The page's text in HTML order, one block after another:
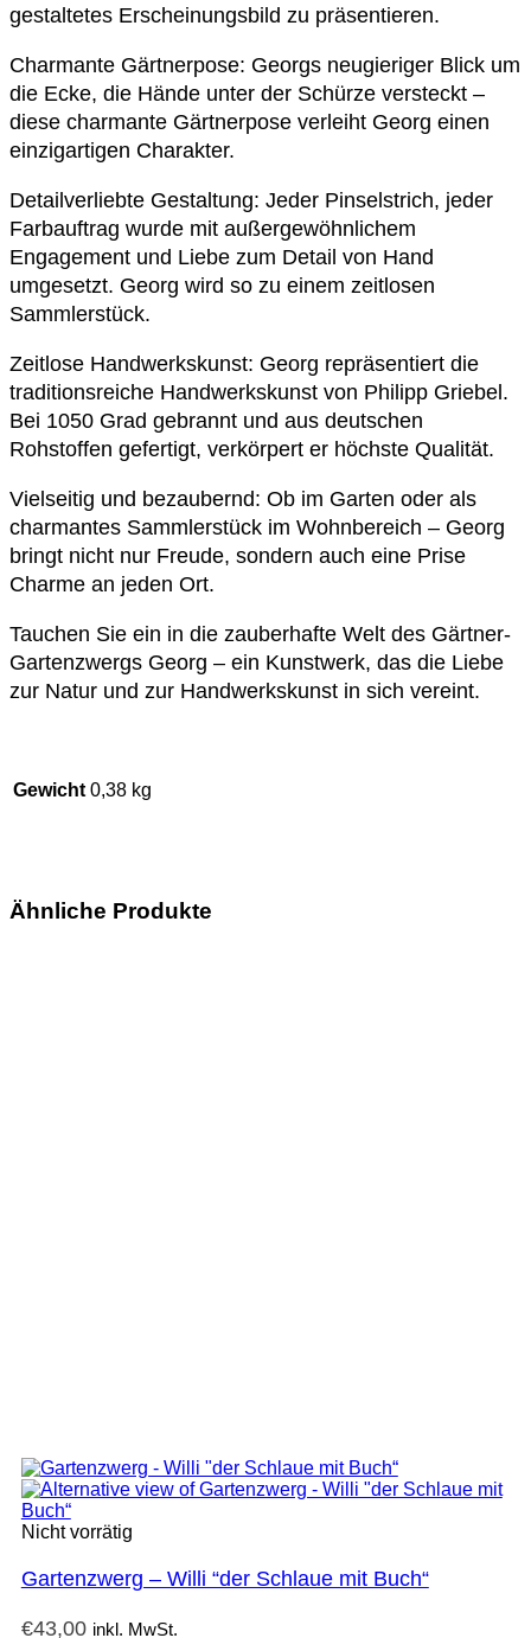
gestaltetes Erscheinungsbild zu präsentieren.
Charmante Gärtnerpose: Georgs neugieriger Blick um
die Ecke, die Hände unter der Schürze versteckt –
diese charmante Gärtnerpose verleiht Georg einen
einzigartigen Charakter.
Detailverliebte Gestaltung: Jeder Pinselstrich, jeder
Farbauftrag wurde mit außergewöhnlichem
Engagement und Liebe zum Detail von Hand
umgesetzt. Georg wird so zu einem zeitlosen
Sammlerstück.
Zeitlose Handwerkskunst: Georg repräsentiert die
traditionsreiche Handwerkskunst von Philipp Griebel.
Bei 1050 Grad gebrannt und aus deutschen
Rohstoffen gefertigt, verkörpert er höchste Qualität.
Vielseitig und bezaubernd: Ob im Garten oder als
charmantes Sammlerstück im Wohnbereich – Georg
bringt nicht nur Freude, sondern auch eine Prise
Charme an jeden Ort.
Tauchen Sie ein in die zauberhafte Welt des Gärtner-
Gartenzwergs Georg – ein Kunstwerk, das die Liebe
zur Natur und zur Handwerkskunst in sich vereint.
Gewicht 0,38 kg
Ähnliche Produkte
Nicht vorrätig
Gartenzwerg – Willi “der Schlaue mit Buch“
€43,00 inkl. MwSt.